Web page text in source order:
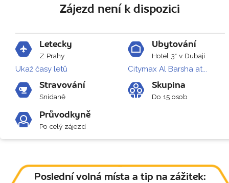
Zájezd není k dispozici
Letecky
Z Prahy
Ukaž časy letů
Ubytování
Hotel 3* v Dubaji
Citymax Al Barsha at...
Stravování
Snídaně
Skupina
Do 15 osob
Průvodkyně
Po celý zájezd
Poslední volná místa a tip na zážitek: